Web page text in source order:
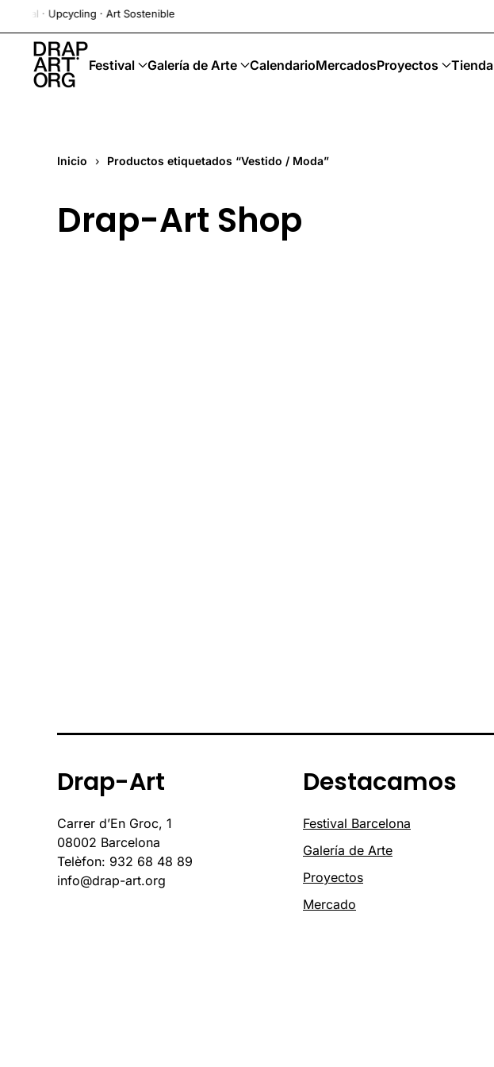
Ir al contenido principal
· Upcycling · Art Sostenible
Festival Galería de Arte CalendarioMercadosProyectos Tienda
Inicio Productos etiquetados “Vestido / Moda”
Drap-Art Shop
Drap-Art
Carrer d’En Groc, 1
08002 Barcelona
Telèfon: 932 68 48 89
info@drap-art.org
Destacamos
Festival Barcelona
Galería de Arte
Proyectos
Mercado